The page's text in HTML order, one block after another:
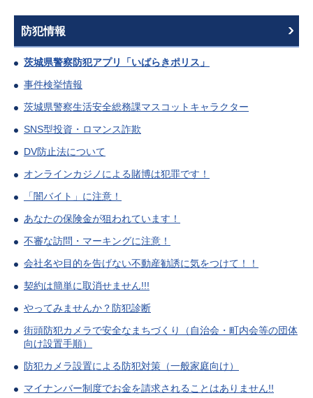
防犯情報
茨城県警察防犯アプリ「いばらきポリス」
事件検挙情報
茨城県警察生活安全総務課マスコットキャラクター
SNS型投資・ロマンス詐欺
DV防止法について
オンラインカジノによる賭博は犯罪です！
「闇バイト」に注意！
あなたの保険金が狙われています！
不審な訪問・マーキングに注意！
会社名や目的を告げない不動産勧誘に気をつけて！！
契約は簡単に取消せません!!!
やってみませんか？防犯診断
街頭防犯カメラで安全なまちづくり（自治会・町内会等の団体
向け設置手順）
防犯カメラ設置による防犯対策（一般家庭向け）
マイナンバー制度でお金を請求されることはありません!!